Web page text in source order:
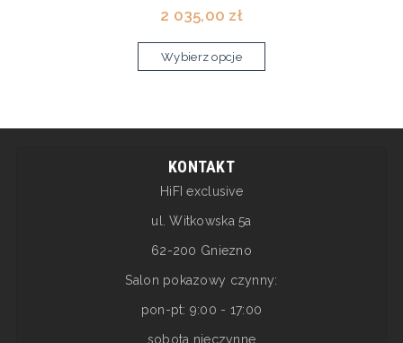
2 035,00 zł
Wybierz opcje
KONTAKT
HiFI exclusive
ul. Witkowska 5a
62-200 Gniezno
Salon pokazowy czynny:
pon-pt: 9:00 - 17:00
sobota nieczynne